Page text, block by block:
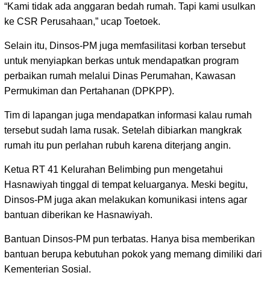
“Kami tidak ada anggaran bedah rumah. Tapi kami usulkan
ke CSR Perusahaan,” ucap Toetoek.
Selain itu, Dinsos-PM juga memfasilitasi korban tersebut
untuk menyiapkan berkas untuk mendapatkan program
perbaikan rumah melalui Dinas Perumahan, Kawasan
Permukiman dan Pertahanan (DPKPP).
Tim di lapangan juga mendapatkan informasi kalau rumah
tersebut sudah lama rusak. Setelah dibiarkan mangkrak
rumah itu pun perlahan rubuh karena diterjang angin.
Ketua RT 41 Kelurahan Belimbing pun mengetahui
Hasnawiyah tinggal di tempat keluarganya. Meski begitu,
Dinsos-PM juga akan melakukan komunikasi intens agar
bantuan diberikan ke Hasnawiyah.
Bantuan Dinsos-PM pun terbatas. Hanya bisa memberikan
bantuan berupa kebutuhan pokok yang memang dimiliki dari
Kementerian Sosial.